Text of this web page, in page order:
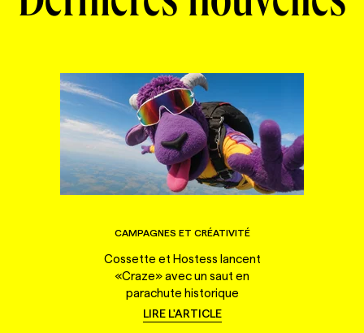
CAMPAGNES ET CRÉATIVITÉ
Cossette et Hostess lancent
«Craze» avec un saut en
parachute historique
LIRE L'ARTICLE